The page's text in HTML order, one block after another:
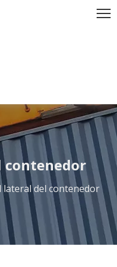
contenedor
lateral del contenedor